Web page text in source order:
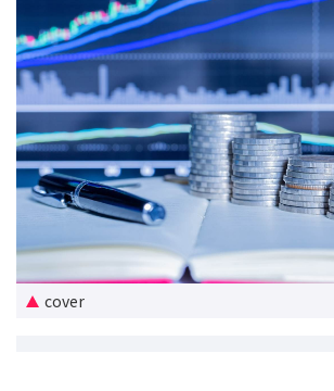
免費開戶轉介服務
私人貸款
優惠禮遇
新盤優越按揭優惠
中原按揭標籤優惠
推薦齊齊友賞
cover